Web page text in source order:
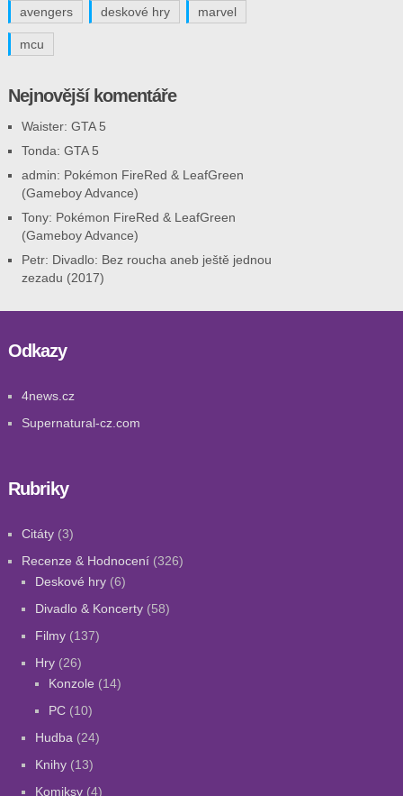
avengers deskové hry marvel
mcu
Nejnovější komentáře
Waister: GTA 5
Tonda: GTA 5
admin: Pokémon FireRed & LeafGreen
(Gameboy Advance)
Tony: Pokémon FireRed & LeafGreen
(Gameboy Advance)
Petr: Divadlo: Bez roucha aneb ještě jednou
zezadu (2017)
Odkazy
4news.cz
Supernatural-cz.com
Rubriky
Citáty(3)
Recenze & Hodnocení(326)
Deskové hry(6)
Divadlo & Koncerty(58)
Filmy(137)
Hry(26)
Konzole (14)
PC(10)
Hudba (24)
Knihy(13)
Komiksy(4)